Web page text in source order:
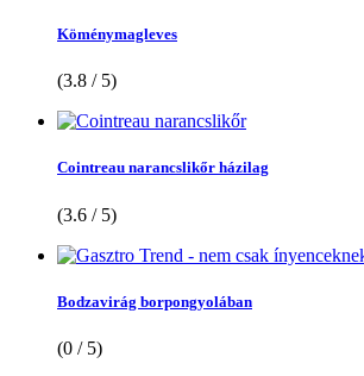
Köménymagleves
(3.8 / 5)
Cointreau narancslikőr házilag
(3.6 / 5)
Bodzavirág borpongyolában
(0 / 5)